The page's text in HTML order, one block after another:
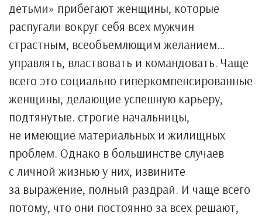
детьми» прибегают женщины, которые
распугали вокруг себя всех мужчин
страстным, всеобъемлющим желанием…
управлять, властвовать и командовать. Чаще
всего это социально гиперкомпенсированные
женщины, делающие успешную карьеру,
подтянутые. строгие начальницы,
не имеющие материальных и жилищных
проблем. Однако в большинстве случаев
с личной жизнью у них, извините
за выражение, полный раздрай. И чаще всего
потому, что они постоянно за всех решают,